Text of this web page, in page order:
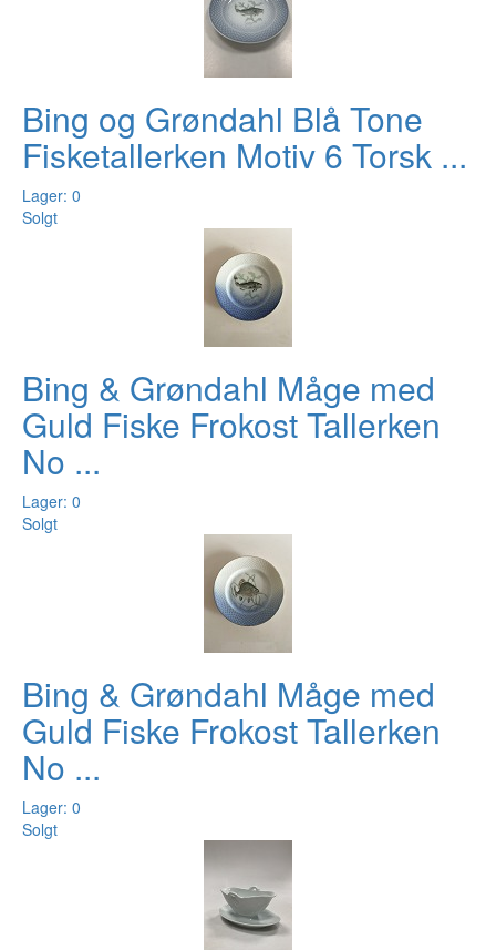
Bing og Grøndahl Blå Tone
Fisketallerken Motiv 6 Torsk ...
Lager: 0
Solgt
Bing & Grøndahl Måge med
Guld Fiske Frokost Tallerken
No ...
Lager: 0
Solgt
Bing & Grøndahl Måge med
Guld Fiske Frokost Tallerken
No ...
Lager: 0
Solgt